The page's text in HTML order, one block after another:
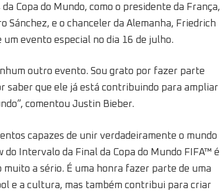
Copa do Mundo, como o presidente da França,
Sánchez, e o chanceler da Alemanha, Friedrich
evento especial no dia 16 de julho.
outro evento. Sou grato por fazer parte
saber que ele já está contribuindo para ampliar
comentou Justin Bieber.
capazes de unir verdadeiramente o mundo
Intervalo da Final da Copa do Mundo FIFA™ é
a sério. É uma honra fazer parte de uma
e a cultura, mas também contribui para criar